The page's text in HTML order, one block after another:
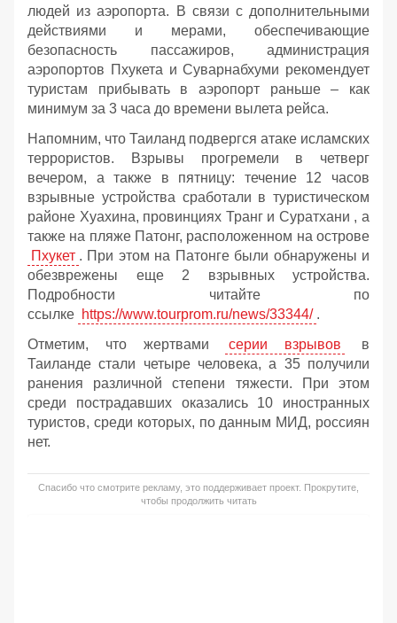
людей из аэропорта. В связи с дополнительными
действиями и мерами, обеспечивающие
безопасность пассажиров, администрация
аэропортов Пхукета и Суварнабхуми рекомендует
туристам прибывать в аэропорт раньше – как
минимум за 3 часа до времени вылета рейса.
Напомним, что Таиланд подвергся атаке исламских
террористов. Взрывы прогремели в четверг
вечером, а также в пятницу: течение 12 часов
взрывные устройства сработали в туристическом
районе Хуахина, провинциях Транг и Суратхани , а
также на пляже Патонг, расположенном на острове
Пхукет . При этом на Патонге были обнаружены и
обезврежены еще 2 взрывных устройства.
Подробности читайте по
ссылке https://www.tourprom.ru/news/33344/ .
Отметим, что жертвами
серии взрывов
в
Таиланде стали четыре человека, а 35 получили
ранения различной степени тяжести. При этом
среди пострадавших оказались 10 иностранных
туристов, среди которых, по данным МИД, россиян
нет.
Спасибо что смотрите рекламу, это поддерживает проект. Прокрутите,
чтобы продолжить читать